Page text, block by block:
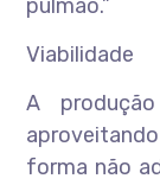
pulmão.”
Viabilidade
A
forma não